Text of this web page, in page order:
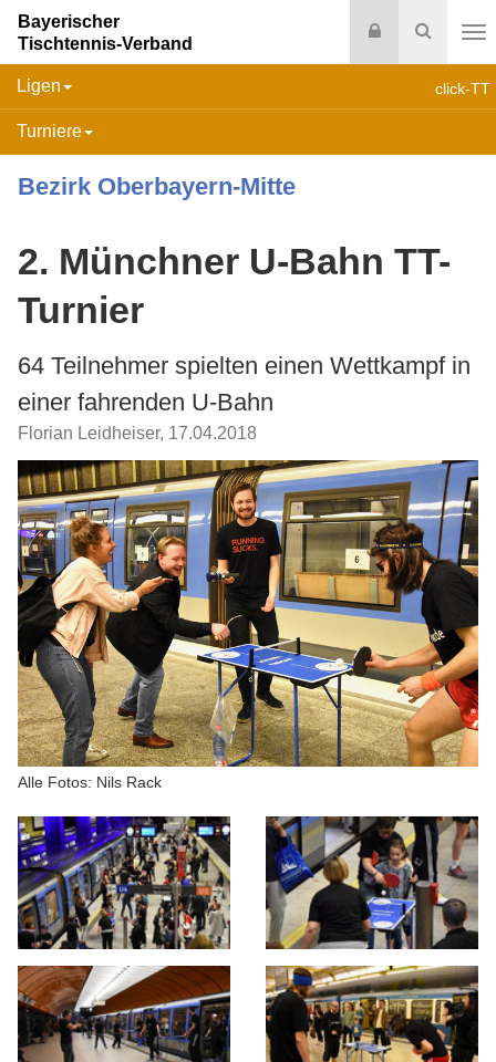
Suche
Login
Bayerischer
Tischtennis-Verband
click-TT
Ligen
Turniere
Bezirk Oberbayern-Mitte
2. Münchner U-Bahn TT-
Turnier
64 Teilnehmer spielten einen Wettkampf in
einer fahrenden U-Bahn
Florian Leidheiser, 17.04.2018
Alle Fotos: Nils Rack